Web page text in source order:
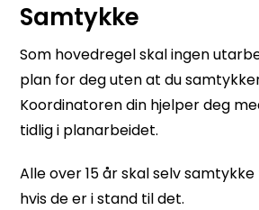
Samtykke
Som hovedregel skal ingen
plan for deg uten at du
Koordinatoren din hjelper deg
tidlig i planarbeidet.
Alle over 15 år skal selv
hvis de er i stand til det.